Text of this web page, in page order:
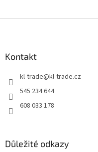
Kontakt
kl-trade@kl-trade.cz
545 234 644
608 033 178
Důležité odkazy